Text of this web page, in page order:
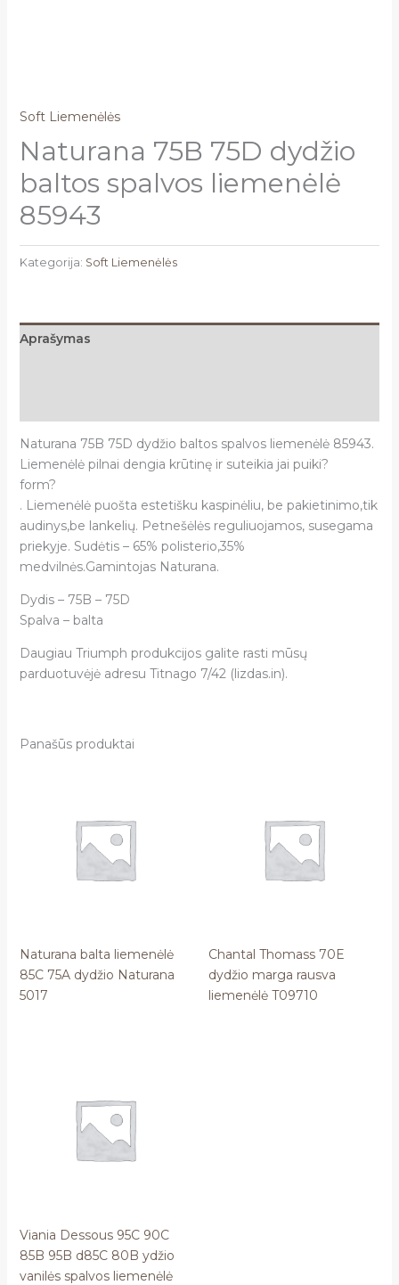
Soft Liemenėlės
Naturana 75B 75D dydžio
baltos spalvos liemenėlė
85943
Kategorija: Soft Liemenėlės
Aprašymas
Naturana 75B 75D dydžio baltos spalvos liemenėlė 85943.
Liemenėlė pilnai dengia krūtinę ir suteikia jai puiki?
form?
. Liemenėlė puošta estetišku kaspinėliu, be pakietinimo,tik
audinys,be lankelių. Petnešėlės reguliuojamos, susegama
priekyje. Sudėtis – 65% polisterio,35%
medvilnės.Gamintojas Naturana.
Dydis – 75B – 75D
Spalva – balta
Daugiau Triumph produkcijos galite rasti mūsų
parduotuvėjė adresu Titnago 7/42 (lizdas.in).
Panašūs produktai
Naturana balta liemenėlė
85C 75A dydžio Naturana
5017
Chantal Thomass 70E
dydžio marga rausva
liemenėlė T09710
Viania Dessous 95C 90C
85B 95B d85C 80B ydžio
vanilės spalvos liemenėlė